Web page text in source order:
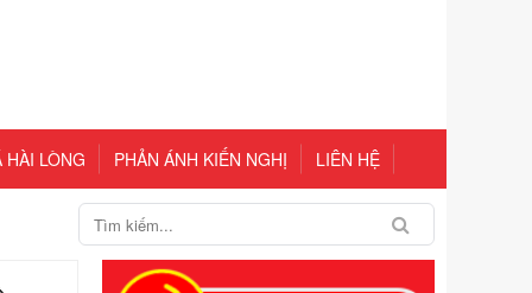
HÀI LÒNG PHẢN ÁNH KIẾN NGHỊ LIÊN HỆ